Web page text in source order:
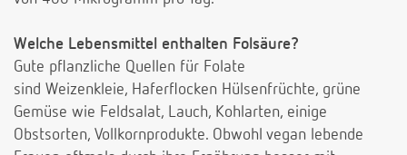
Welche Lebensmittel enthalten Folsäure?
Gute pflanzliche Quellen für Folate
sind Weizenkleie, Haferflocken Hülsenfrüchte, grüne
Gemüse wie Feldsalat, Lauch, Kohlarten, einige
Obstsorten, Vollkornprodukte. Obwohl vegan lebende